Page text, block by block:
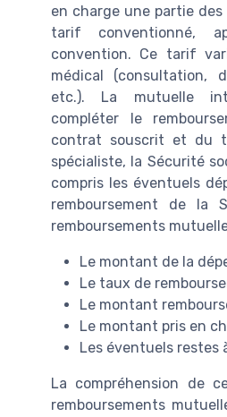
en charge une partie
tarif conventionné,
convention. Ce tarif
médical (consultation,
etc.). La mutuelle
compléter le
contrat souscrit et du
spécialiste, la Sécurité
compris les éventuels
remboursement de la
remboursements
Le montant de la
Le taux de
Le montant
Le montant pris en
Les éventuels restes
La compréhension de
remboursements